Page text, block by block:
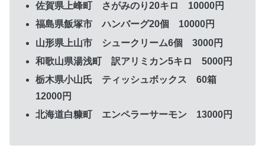
佐賀県上峰町 さがみのり20キロ 10000円
福島県飯塚市 ハンバーグ20個 10000円
山形県上山市 シュークリーム6個 3000円
和歌山県湯浅町 訳アリミカン5キロ 5000円
栃木県小山氏 ティッシュボックス 60箱
12000円
北海道白糠町 エンペラーサーモン 13000円